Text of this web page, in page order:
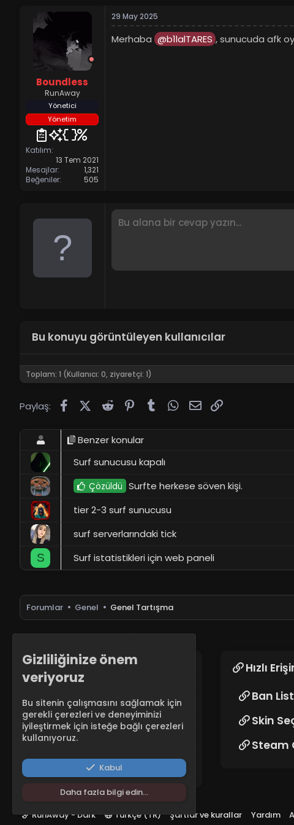
Boundless
RunAway
Yönetici
Yönetim
Katılım
13 Tem 2021
Mesajlar
1,321
Beğeniler
505
29 May 2025
Merhaba @b1lalTARES , sunucuda afk
Bu konuyu görüntüleyen kullanıcılar
Toplam: 1 (Kullanıcı: 0, ziyaretçi: 1)
Paylaş: FacebookX (Twitter)
Reddit PinterestTumblrWhatsApp
E-posta
Benzer konular
Surf sunucusu kapalı
Çözüldü Surfte herkese söven kişi.
tier 2-3 surf sunucusu
surf serverlarındaki tick
S
Surf istatistikleri için web paneli
Forumlar Genel Genel Tartışma
RunAway CS2 Sunucuları
yüksek fps ve düşük pingin tadını
çıkarın. Retake, DM, Surf, Arena,
Awp ve daha fazlası!
Hızlı
Ban
Skin
Steam
RunAway - Dark Türkçe (TR) Şartlar ve kurallar Yardım
Gizliliğinize önem
veriyoruz
Bu sitenin çalışmasını sağlamak için
gerekli çerezleri ve deneyiminizi
iyileştirmek için isteğe bağlı çerezleri
kullanıyoruz.
Kabul
Daha fazla bilgi edin…